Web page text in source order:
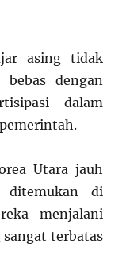
asing tidak
bebas dengan
dalam
Utara jauh
ditemukan di
menjalani
terbatas